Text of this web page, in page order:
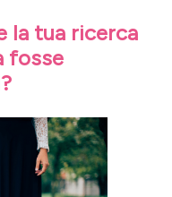
la tua ricerca
fosse